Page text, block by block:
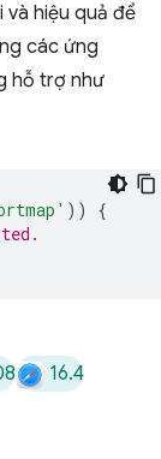
và hiệu quả để
các ứng
hỗ trợ như
))
{
16.4